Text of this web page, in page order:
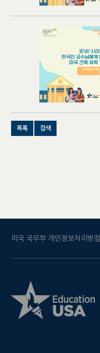
목록 검색
미국 국무부 개인정보처리방침